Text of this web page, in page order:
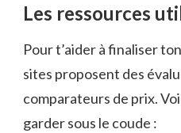
Les ressources
Pour t’aider à finaliser
sites proposent des
comparateurs de prix.
garder sous le coude :